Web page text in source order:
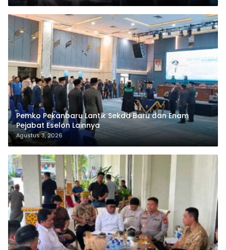
Pemko Pekanbaru Lantik Sekda Baru dan Enam
Pejabat Eselon Lainnya
Agustus 3, 2026